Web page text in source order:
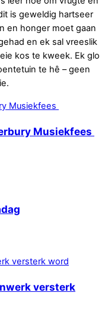
is geweldig hartseer
en honger moet gaan
en ek sal vreeslik
kos te kweek. Ek glo
te hê – geen
Musiekfees
versterk